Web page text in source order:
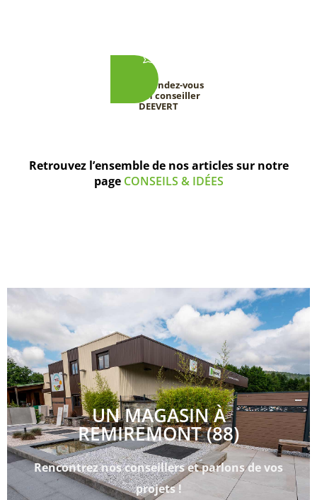
Prenez rendez-vous
avec un conseiller
DEEVERT
Retrouvez l’ensemble de nos articles sur notre
page CONSEILS & IDÉES
UN MAGASIN À
REMIREMONT (88)
Rencontrez nos conseillers et parlons de vos
projets !